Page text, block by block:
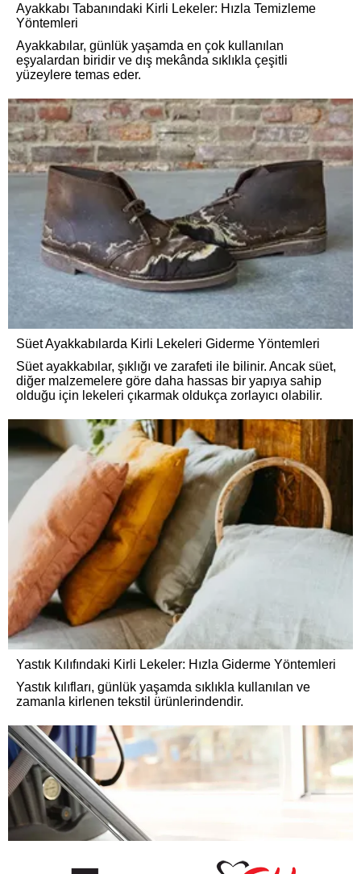
Ayakkabı Tabanındaki Kirli Lekeler: Hızla Temizleme
Yöntemleri
Ayakkabılar, günlük yaşamda en çok kullanılan
eşyalardan biridir ve dış mekânda sıklıkla çeşitli
yüzeylere temas eder.
Süet Ayakkabılarda Kirli Lekeleri Giderme Yöntemleri
Süet ayakkabılar, şıklığı ve zarafeti ile bilinir. Ancak süet,
diğer malzemelere göre daha hassas bir yapıya sahip
olduğu için lekeleri çıkarmak oldukça zorlayıcı olabilir.
Yastık Kılıfındaki Kirli Lekeler: Hızla Giderme Yöntemleri
Yastık kılıfları, günlük yaşamda sıklıkla kullanılan ve
zamanla kirlenen tekstil ürünlerindendir.